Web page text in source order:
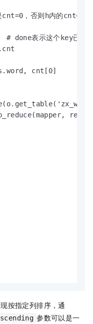
，否则h内的cnt会被认
表示这个key已经迭
cnt[0]
按指定列排序，通
参数可以是一